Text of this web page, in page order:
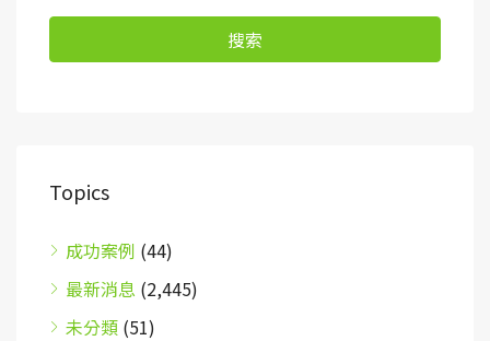
搜索
Topics
成功案例 (44)
最新消息 (2,445)
未分類 (51)